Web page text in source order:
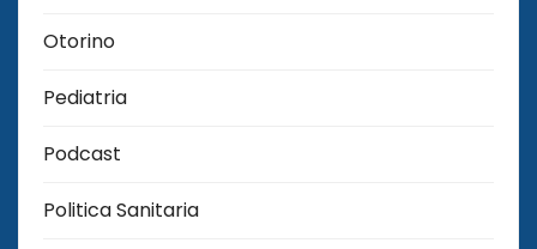
Otorino
Pediatria
Podcast
Politica Sanitaria